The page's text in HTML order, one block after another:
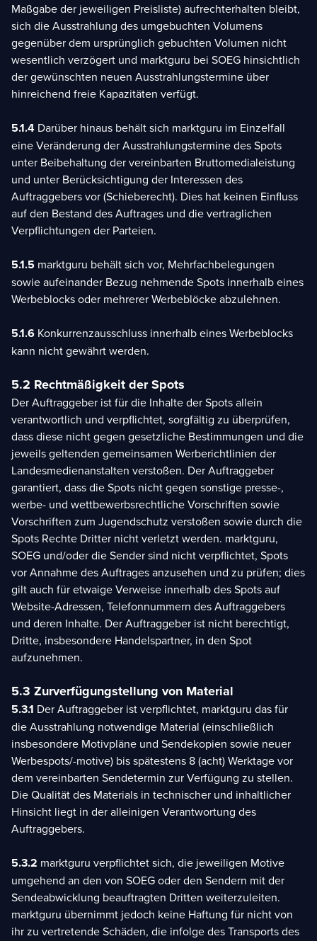
Maßgabe der jeweiligen Preisliste) aufrechterhalten bleibt,
sich die Ausstrahlung des umgebuchten Volumens
gegenüber dem ursprünglich gebuchten Volumen nicht
wesentlich verzögert und marktguru bei SOEG hinsichtlich
der gewünschten neuen Ausstrahlungstermine über
hinreichend freie Kapazitäten verfügt.
5.1.4 Darüber hinaus behält sich marktguru im Einzelfall
eine Veränderung der Ausstrahlungstermine des Spots
unter Beibehaltung der vereinbarten Bruttomedialeistung
und unter Berücksichtigung der Interessen des
Auftraggebers vor (Schieberecht). Dies hat keinen Einfluss
auf den Bestand des Auftrages und die vertraglichen
Verpflichtungen der Parteien.
5.1.5 marktguru behält sich vor, Mehrfachbelegungen
sowie aufeinander Bezug nehmende Spots innerhalb eines
Werbeblocks oder mehrerer Werbeblöcke abzulehnen.
5.1.6 Konkurrenzausschluss innerhalb eines Werbeblocks
kann nicht gewährt werden.
5.2 Rechtmäßigkeit der Spots
Der Auftraggeber ist für die Inhalte der Spots allein
verantwortlich und verpflichtet, sorgfältig zu überprüfen,
dass diese nicht gegen gesetzliche Bestimmungen und die
jeweils geltenden gemeinsamen Werberichtlinien der
Landesmedienanstalten verstoßen. Der Auftraggeber
garantiert, dass die Spots nicht gegen sonstige presse-,
werbe- und wettbewerbsrechtliche Vorschriften sowie
Vorschriften zum Jugendschutz verstoßen sowie durch die
Spots Rechte Dritter nicht verletzt werden. marktguru,
SOEG und/oder die Sender sind nicht verpflichtet, Spots
vor Annahme des Auftrages anzusehen und zu prüfen; dies
gilt auch für etwaige Verweise innerhalb des Spots auf
Website-Adressen, Telefonnummern des Auftraggebers
und deren Inhalte. Der Auftraggeber ist nicht berechtigt,
Dritte, insbesondere Handelspartner, in den Spot
aufzunehmen.
5.3 Zurverfügungstellung von Material
5.3.1 Der Auftraggeber ist verpflichtet, marktguru das für
die Ausstrahlung notwendige Material (einschließlich
insbesondere Motivpläne und Sendekopien sowie neuer
Werbespots/-motive) bis spätestens 8 (acht) Werktage vor
dem vereinbarten Sendetermin zur Verfügung zu stellen.
Die Qualität des Materials in technischer und inhaltlicher
Hinsicht liegt in der alleinigen Verantwortung des
Auftraggebers.
5.3.2 marktguru verpflichtet sich, die jeweiligen Motive
umgehend an den von SOEG oder den Sendern mit der
Sendeabwicklung beauftragten Dritten weiterzuleiten.
marktguru übernimmt jedoch keine Haftung für nicht von
ihr zu vertretende Schäden, die infolge des Transports des